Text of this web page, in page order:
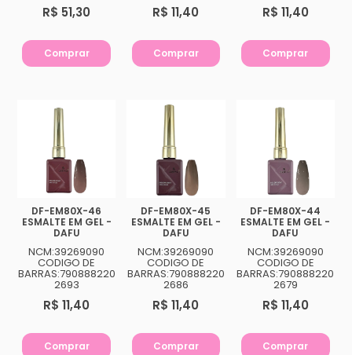
R$ 51,30
Comprar
R$ 11,40
Comprar
R$ 11,40
Comprar
DF-EM80X-46
ESMALTE EM GEL -
DAFU
NCM:39269090
CODIGO DE
BARRAS:790888220
2693
R$ 11,40
Comprar
DF-EM80X-45
ESMALTE EM GEL -
DAFU
NCM:39269090
CODIGO DE
BARRAS:790888220
2686
R$ 11,40
Comprar
DF-EM80X-44
ESMALTE EM GEL -
DAFU
NCM:39269090
CODIGO DE
BARRAS:790888220
2679
R$ 11,40
Comprar